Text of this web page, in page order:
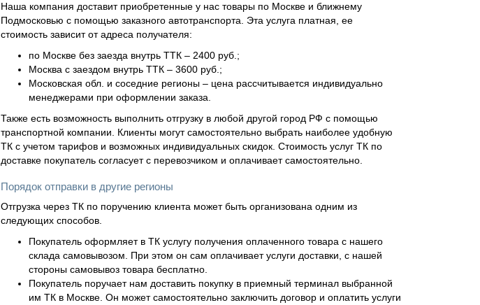
Наша компания доставит приобретенные у нас товары по Москве и ближнему
Подмосковью с помощью заказного автотранспорта. Эта услуга платная, ее
стоимость зависит от адреса получателя:
по Москве без заезда внутрь ТТК – 2400 руб.;
Москва с заездом внутрь ТТК – 3600 руб.;
Московская обл. и соседние регионы – цена рассчитывается индивидуально
менеджерами при оформлении заказа.
Также есть возможность выполнить отгрузку в любой другой город РФ с помощью
транспортной компании. Клиенты могут самостоятельно выбрать наиболее удобную
ТК с учетом тарифов и возможных индивидуальных скидок. Стоимость услуг ТК по
доставке покупатель согласует с перевозчиком и оплачивает самостоятельно.
Порядок отправки в другие регионы
Отгрузка через ТК по поручению клиента может быть организована одним из
следующих способов.
Покупатель оформляет в ТК услугу получения оплаченного товара с нашего
склада самовывозом. При этом он сам оплачивает услуги доставки, с нашей
стороны самовывоз товара бесплатно.
Покупатель поручает нам доставить покупку в приемный терминал выбранной
им ТК в Москве. Он может самостоятельно заключить договор и оплатить услуги